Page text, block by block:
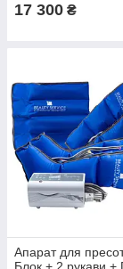
17 300 ₴
Апарат для